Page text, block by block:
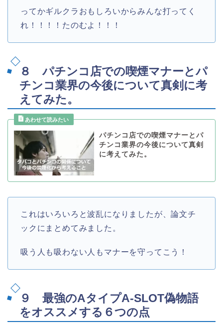
ってかギルクラおもしろいからみんな打ってく
れ！！！！たのむよ！！！
８ パチンコ店での喫煙マナーとパ
チンコ業界の今後について真剣に考
えてみた。
パチンコ店での喫煙マナーとパ
チンコ業界の今後について真剣
に考えてみた。
これはいろいろと波乱になりましたが、論文チ
ックにまとめてみました。
吸う人も吸わない人もマナーを守ってこう！
９ 最強のAタイプA-SLOT偽物語
をオススメする６つの点